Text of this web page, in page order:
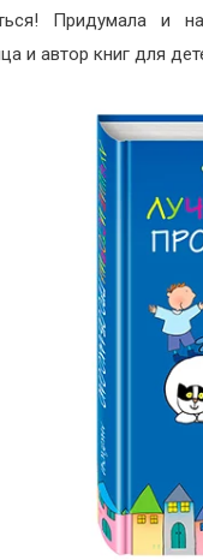
Придумала и
и автор книг для